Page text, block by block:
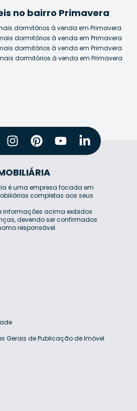
no bairro Primavera
dormitórios à venda em Primavera
dormitórios à venda em Primavera
dormitórios à venda em Primavera
dormitórios à venda em Primavera
é uma empresa focada em
completas aos seus
informações acima exibidos
devendo ser confirmados
responsável.
Gerais de Publicação de Imóvel